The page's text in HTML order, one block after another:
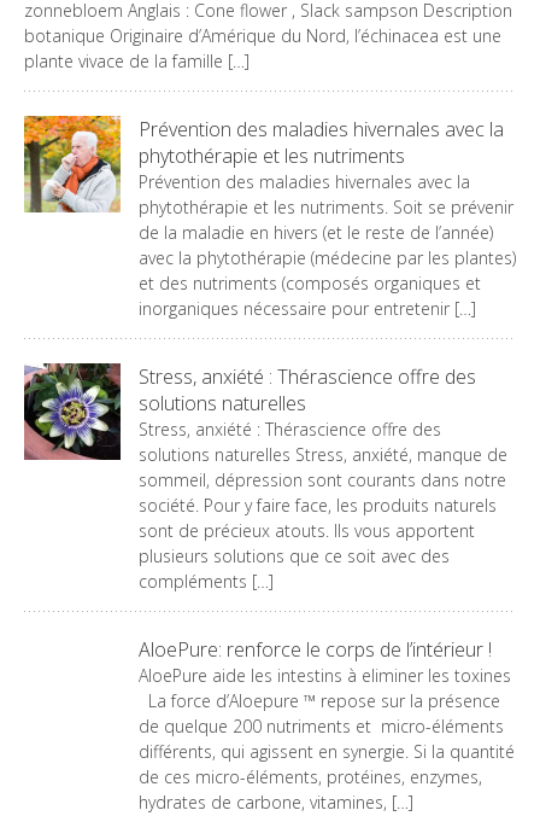
zonnebloem Anglais : Cone flower , Slack sampson Description
botanique Originaire d’Amérique du Nord, l’échinacea est une
plante vivace de la famille […]
Prévention des maladies hivernales avec la
phytothérapie et les nutriments
Prévention des maladies hivernales avec la
phytothérapie et les nutriments. Soit se prévenir
de la maladie en hivers (et le reste de l’année)
avec la phytothérapie (médecine par les plantes)
et des nutriments (composés organiques et
inorganiques nécessaire pour entretenir […]
Stress, anxiété : Thérascience offre des
solutions naturelles
Stress, anxiété : Thérascience offre des
solutions naturelles Stress, anxiété, manque de
sommeil, dépression sont courants dans notre
société. Pour y faire face, les produits naturels
sont de précieux atouts. Ils vous apportent
plusieurs solutions que ce soit avec des
compléments […]
AloePure: renforce le corps de l’intérieur !
AloePure aide les intestins à eliminer les toxines
La force d’Aloepure ™ repose sur la présence
de quelque 200 nutriments et micro-éléments
différents, qui agissent en synergie. Si la quantité
de ces micro-éléments, protéines, enzymes,
hydrates de carbone, vitamines, […]